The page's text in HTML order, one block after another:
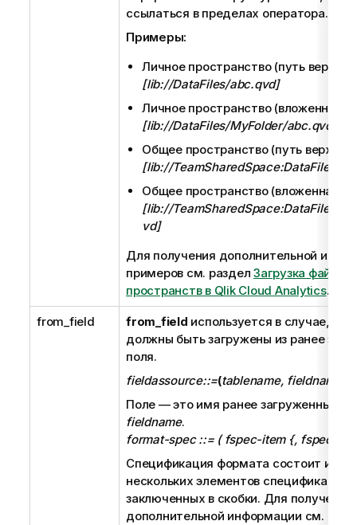
ссылаться в пределах оператора.
Примеры:
Личное пространство (путь
[lib://DataFiles/abc.qvd]
Личное пространство (вложенная
[lib://DataFiles/MyFolder/abc.qvd]
Общее пространство (путь
[lib://TeamSharedSpace:DataFiles/
Общее пространство (вложенная
[lib://TeamSharedSpace:DataFiles/
vd]
Для получения дополнительной
примеров см. раздел Загрузка файлов
пространств в Qlik Cloud Analytics.
from_field from_field используется в случае,
должны быть загружены из ранее
поля.
fieldassource::=(tablename, fieldname
Поле — это имя ранее загруженных
fieldname.
format-spec ::= ( fspec-item {, fspec-
Спецификация формата состоит из
нескольких элементов спецификации
заключенных в скобки. Для получения
дополнительной информации см.